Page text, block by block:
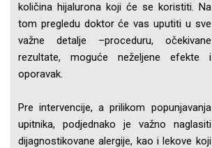
količina hijalurona koji će se koristiti. Na
tom pregledu doktor će vas uputiti u sve
važne detalje –proceduru, očekivane
rezultate, moguće neželjene efekte i
oporavak.
Pre intervencije, a prilikom popunjavanja
upitnika, podjednako je važno naglasiti
dijagnostikovane alergije, kao i lekove koji